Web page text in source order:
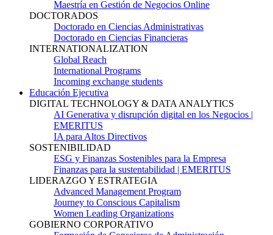
Maestría en Gestión de Negocios Online
DOCTORADOS
Doctorado en Ciencias Administrativas
Doctorado en Ciencias Financieras
INTERNATIONALIZATION
Global Reach
International Programs
Incoming exchange students
Educación Ejecutiva
DIGITAL TECHNOLOGY & DATA ANALYTICS
AI Generativa y disrupción digital en los Negocios |
EMERITUS
IA para Altos Directivos
SOSTENIBILIDAD
ESG y Finanzas Sostenibles para la Empresa
Finanzas para la sustentabilidad | EMERITUS
LIDERAZGO Y ESTRATEGIA
Advanced Management Program
Journey to Conscious Capitalism
Women Leading Organizations
GOBIERNO CORPORATIVO